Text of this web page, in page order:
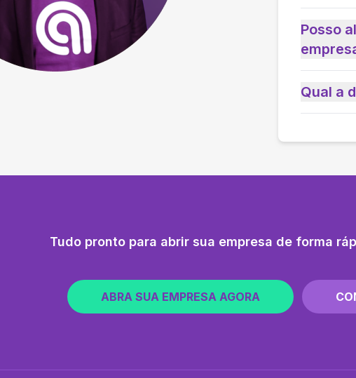
Posso
Qual a
Tudo pronto para abrir sua empresa de forma
ABRA SUA EMPRESA AGORA